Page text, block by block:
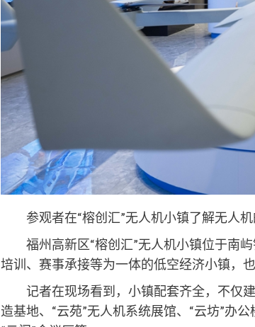
参观者在“榕创汇”无人机小镇了解无人机
福州高新区“榕创汇”无人机小镇位于南屿
培训、赛事承接等为一体的低空经济小镇，
记者在现场看到，小镇配套齐全，不仅建
造基地、“云苑”无人机系统展馆、“云坊”办